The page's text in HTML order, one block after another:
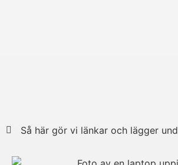
Så här gör vi länkar och lägger